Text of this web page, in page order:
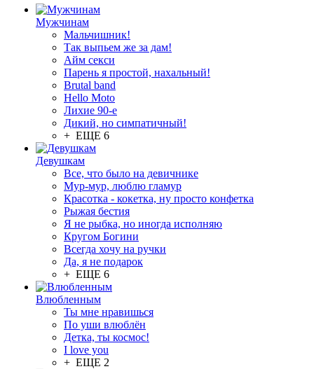
Мужчинам
Мальчишник!
Так выпьем же за дам!
Айм секси
Парень я простой, нахальный!
Brutal band
Hello Moto
Лихие 90-е
Дикий, но симпатичный!
+ ЕЩЕ 6
Девушкам
Все, что было на девичнике
Мур-мур, люблю гламур
Красотка - кокетка, ну просто конфетка
Рыжая бестия
Я не рыбка, но иногда исполняю
Кругом Богини
Всегда хочу на ручки
Да, я не подарок
+ ЕЩЕ 6
Влюбленным
Ты мне нравишься
По уши влюблён
Детка, ты космос!
I love you
+ ЕЩЕ 2